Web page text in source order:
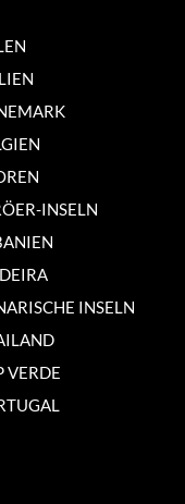
INSELN
INSELN
VERDE